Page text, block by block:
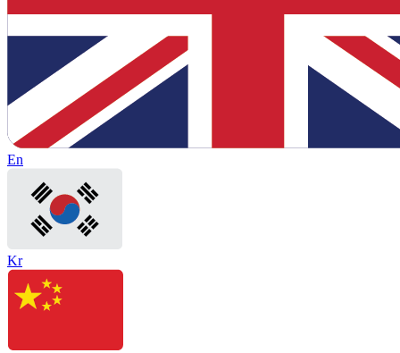
En
Kr